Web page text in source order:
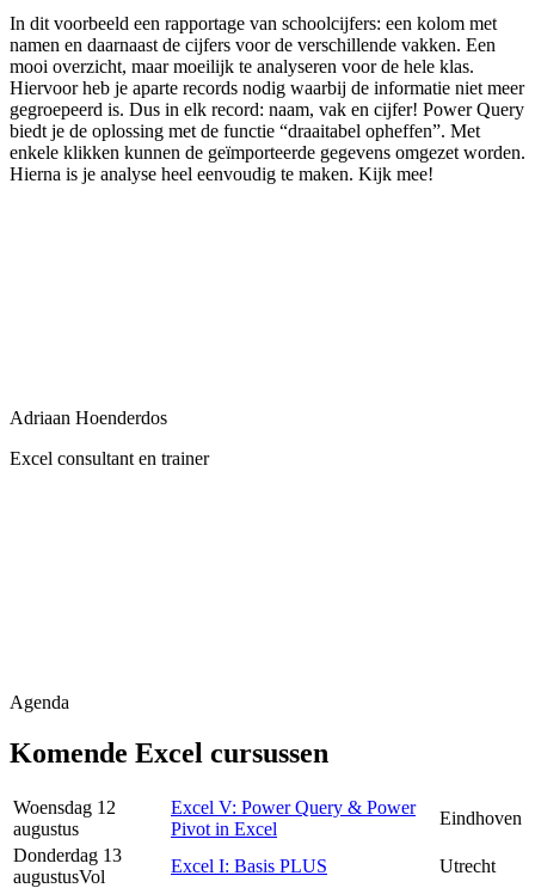
In dit voorbeeld een rapportage van schoolcijfers: een kolom met
namen en daarnaast de cijfers voor de verschillende vakken. Een
mooi overzicht, maar moeilijk te analyseren voor de hele klas.
Hiervoor heb je aparte records nodig waarbij de informatie niet meer
gegroepeerd is. Dus in elk record: naam, vak en cijfer! Power Query
biedt je de oplossing met de functie “draaitabel opheffen”. Met
enkele klikken kunnen de geïmporteerde gegevens omgezet worden.
Hierna is je analyse heel eenvoudig te maken. Kijk mee!
Adriaan Hoenderdos
Excel consultant en trainer
Agenda
Komende Excel cursussen
Woensdag 12
augustus
Excel V: Power Query & Power
Pivot in Excel
Eindhoven
Donderdag 13
augustusVol
Excel I: Basis PLUS
Utrecht